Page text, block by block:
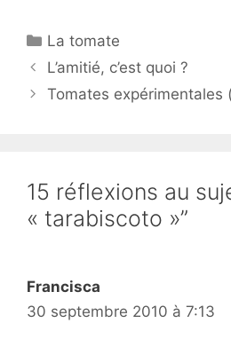
Catégories
La tomate
L’amitié, c’est quoi ?
Tomates expérimentales
15 réflexions au
« tarabiscoto »”
Francisca
30 septembre 2010 à 7:13